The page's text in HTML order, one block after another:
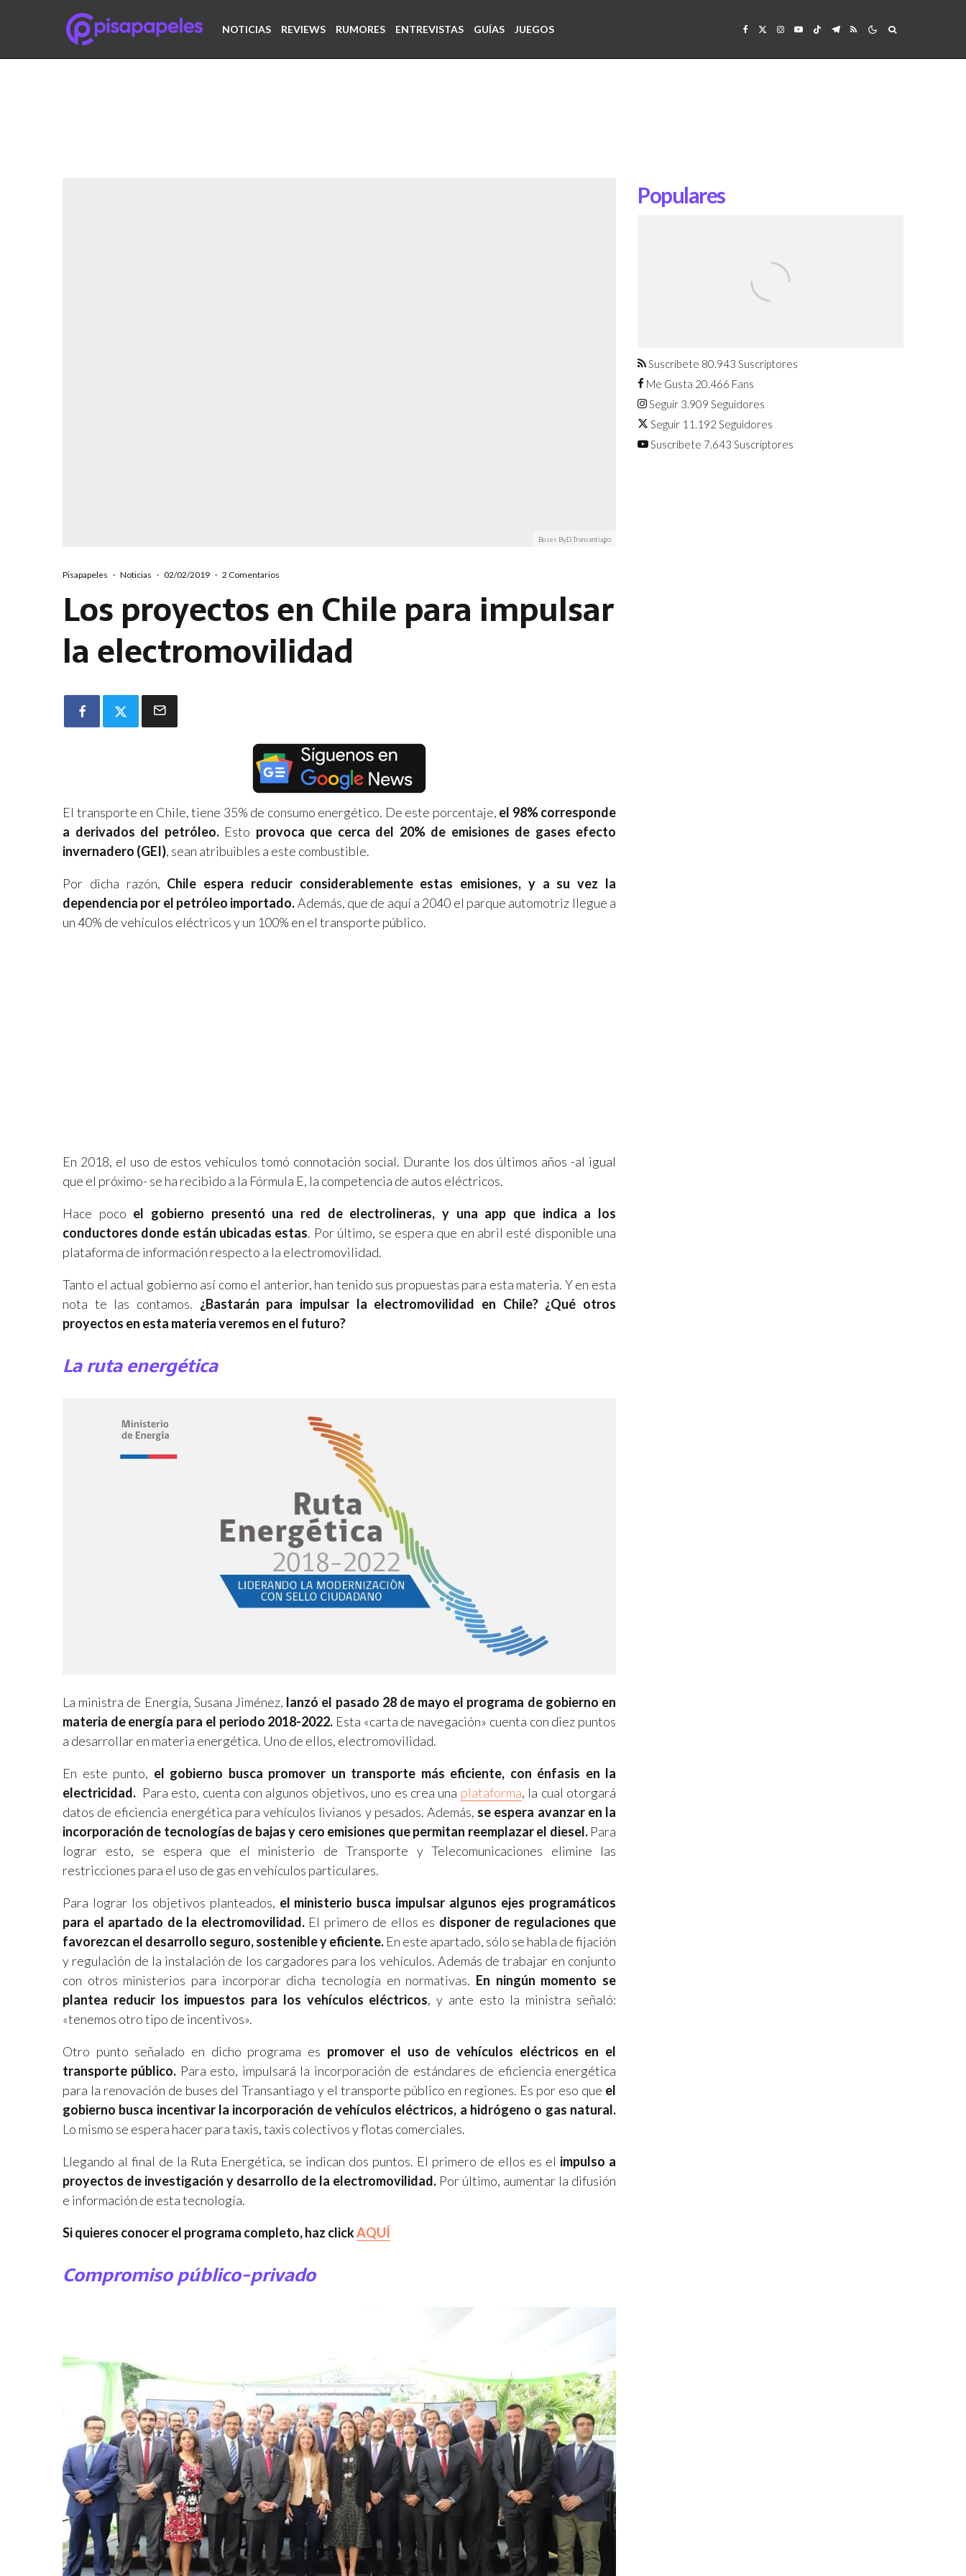
NOTICIAS REVIEWS RUMORES ENTREVISTAS GUÍAS JUEGOS
Buses ByD Transantiago
Pisapapeles · Noticias · 02/02/2019 · 2 Comentarios
Los proyectos en Chile para impulsar
la electromovilidad
El transporte en Chile, tiene 35% de consumo energético. De este porcentaje, el 98% corresponde
a derivados del petróleo.Esto provoca que cerca del 20% de emisiones de gases efecto
invernadero (GEI), sean atribuibles a este combustible.
Por dicha razón, Chile espera reducir considerablemente estas emisiones, y a su vez la
dependencia por el petróleo importado.Además, que de aquí a 2040 el parque automotriz llegue a
un 40% de vehículos eléctricos y un 100% en el transporte público.
En 2018, el uso de estos vehículos tomó connotación social. Durante los dos últimos años -al igual
que el próximo- se ha recibido a la Fórmula E, la competencia de autos eléctricos.
Hace poco el gobierno presentó una red de electrolineras, y una app que indica a los
conductores donde están ubicadas estas. Por último, se espera que en abril esté disponible una
plataforma de información respecto a la electromovilidad.
Tanto el actual gobierno así como el anterior, han tenido sus propuestas para esta materia. Y en esta
nota te las contamos. ¿Bastarán para impulsar la electromovilidad en Chile? ¿Qué otros
proyectos en esta materia veremos en el futuro?
La ruta energética
La ministra de Energía, Susana Jiménez, lanzó el pasado 28 de mayo el programa de gobierno en
materia de energía para el periodo 2018-2022. Esta «carta de navegación» cuenta con diez puntos
a desarrollar en materia energética. Uno de ellos, electromovilidad.
En este punto, el gobierno busca promover un transporte más eficiente, con énfasis en la
electricidad. Para esto, cuenta con algunos objetivos, uno es crea una plataforma, la cual otorgará
datos de eficiencia energética para vehículos livianos y pesados. Además, se espera avanzar en la
incorporación de tecnologías de bajas y cero emisiones que permitan reemplazar el diesel.Para
lograr esto, se espera que el ministerio de Transporte y Telecomunicaciones elimine las
restricciones para el uso de gas en vehículos particulares.
Para lograr los objetivos planteados, el ministerio busca impulsar algunos ejes programáticos
para el apartado de la electromovilidad.El primero de ellos es disponer de regulaciones que
favorezcan el desarrollo seguro, sostenible y eficiente. En este apartado, sólo se habla de fijación
y regulación de la instalación de los cargadores para los vehículos. Además de trabajar en conjunto
con otros ministerios para incorporar dicha tecnología en normativas. En ningún momento se
plantea reducir los impuestos para los vehículos eléctricos, y ante esto la ministra señaló:
«tenemos otro tipo de incentivos».
Otro punto señalado en dicho programa es promover el uso de vehículos eléctricos en el
transporte público. Para esto, impulsará la incorporación de estándares de eficiencia energética
para la renovación de buses del Transantiago y el transporte público en regiones. Es por eso que el
gobierno busca incentivar la incorporación de vehículos eléctricos, a hidrógeno o gas natural.
Lo mismo se espera hacer para taxis, taxis colectivos y flotas comerciales.
Llegando al final de la Ruta Energética, se indican dos puntos. El primero de ellos es el impulso a
proyectos de investigación y desarrollo de la electromovilidad. Por último, aumentar la difusión
e información de esta tecnología.
Si quieres conocer el programa completo, haz clickAQUÍ
Compromiso público-privado
Populares
agosto
Suscríbete 80.943 Suscriptores
Me Gusta 20.466 Fans
Seguir 3.909 Seguidores
Seguir 11.192 Seguidores
Suscríbete 7.643 Suscriptores